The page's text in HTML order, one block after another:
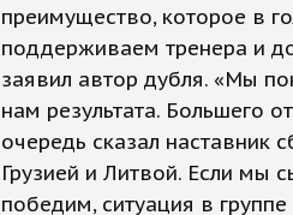
преимущество, которое в
поддерживаем тренера и
заявил автор дубля. «Мы
нам результата. Большего
очередь сказал наставник
Грузией и Литвой. Если мы
победим, ситуация в